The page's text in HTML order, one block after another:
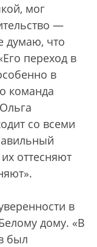
мог
—
думаю, что
переход в
в
команда
со всеми
оттесняют
в
дому. «В
был